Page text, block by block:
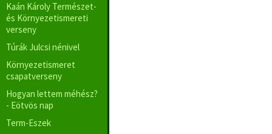
Kaán Károly Természet-
és Környezetismereti
verseny
Túrák Julcsi nénivel
Környezetismeret
csapatverseny
Hogyan lettem méhész?
- Eötvös nap
Term-Eszek